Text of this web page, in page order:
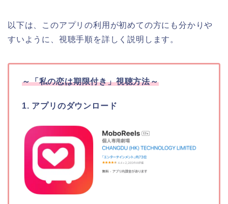
以下は、このアプリの利用が初めての方にも分かりや
すいように、視聴手順を詳しく説明します。
～「私の恋は期限付き」視聴方法～
1. アプリのダウンロード